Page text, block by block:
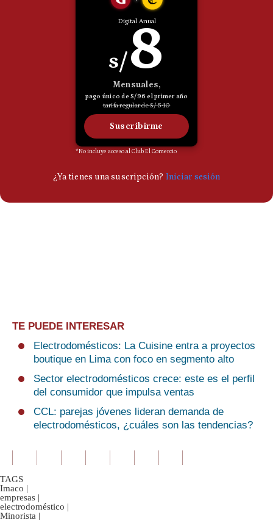
TE PUEDE INTERESAR
Electrodomésticos: La Cuisine entra a proyectos
boutique en Lima con foco en segmento alto
Sector electrodomésticos crece: este es el perfil
del consumidor que impulsa ventas
CCL: parejas jóvenes lideran demanda de
electrodomésticos, ¿cuáles son las tendencias?
TAGS
Imaco |
empresas |
electrodoméstico |
Minorista |